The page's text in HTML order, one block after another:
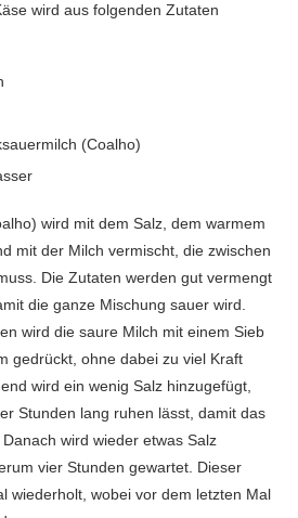
wird aus folgenden Zutaten
(Coalho)
wird mit dem Salz, dem warmem
mit der Milch vermischt, die zwischen
Die Zutaten werden gut vermengt
die ganze Mischung sauer wird.
wird die saure Milch mit einem Sieb
gedrückt, ohne dabei zu viel Kraft
wird ein wenig Salz hinzugefügt,
Stunden lang ruhen lässt, damit das
wird wieder etwas Salz
vier Stunden gewartet. Dieser
wiederholt, wobei vor dem letzten Mal